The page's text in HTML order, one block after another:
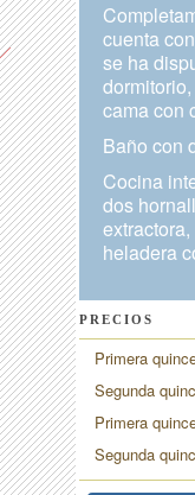
cuenta
se ha
cama con
Baño con
Cocina
dos
heladera
PRECIOS
Primera
Segunda
Primera
Segunda